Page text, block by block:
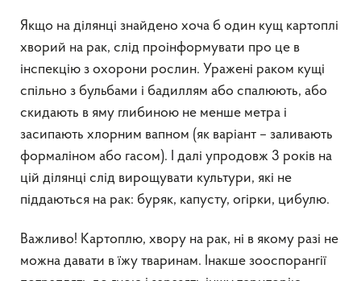
Якщо на ділянці знайдено хоча б один кущ картоплі
хворий на рак, слід проінформувати про це в
інспекцію з охорони рослин. Уражені раком кущі
спільно з бульбами і бадиллям або спалюють, або
скидають в яму глибиною не менше метра і
засипають хлорним вапном (як варіант – заливають
формаліном або гасом). І далі упродовж 3 років на
цій ділянці слід вирощувати культури, які не
піддаються на рак: буряк, капусту, огірки, цибулю.
Важливо! Картоплю, хвору на рак, ні в якому разі не
можна давати в їжу тваринам. Інакше зооспорангії